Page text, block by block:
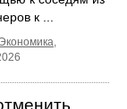
к ...
Экономика,